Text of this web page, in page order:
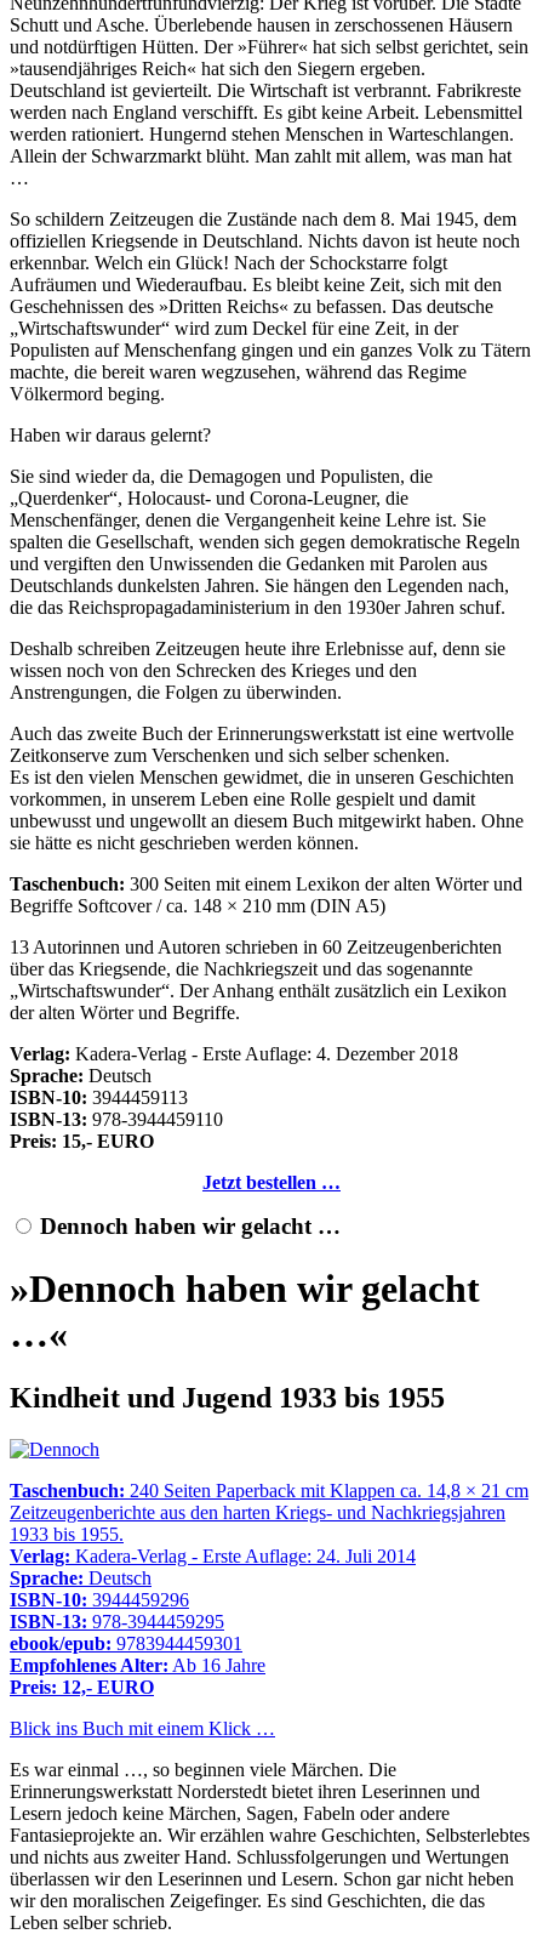
Schutt und Asche. Überlebende hausen in zerschossenen Häusern
und notdürftigen Hütten. Der »Führer« hat sich selbst gerichtet, sein
»tausendjähriges Reich« hat sich den Siegern ergeben.
Deutschland ist gevierteilt. Die Wirtschaft ist verbrannt. Fabrikreste
werden nach England verschifft. Es gibt keine Arbeit. Lebensmittel
werden rationiert. Hungernd stehen Menschen in Warteschlangen.
Allein der Schwarzmarkt blüht. Man zahlt mit allem, was man hat
…
So schildern Zeitzeugen die Zustände nach dem 8. Mai 1945, dem
offiziellen Kriegsende in Deutschland. Nichts davon ist heute noch
erkennbar. Welch ein Glück! Nach der Schockstarre folgt
Aufräumen und Wiederaufbau. Es bleibt keine Zeit, sich mit den
Geschehnissen des »Dritten Reichs« zu befassen. Das deutsche
Wirtschaftswunder
wird zum Deckel für eine Zeit, in der
Populisten auf Menschenfang gingen und ein ganzes Volk zu Tätern
machte, die bereit waren wegzusehen, während das Regime
Völkermord beging.
Haben wir daraus gelernt?
Sie sind wieder da, die Demagogen und Populisten, die
Querdenker , Holocaust- und Corona-Leugner, die
Menschenfänger, denen die Vergangenheit keine Lehre ist. Sie
spalten die Gesellschaft, wenden sich gegen demokratische Regeln
und vergiften den Unwissenden die Gedanken mit Parolen aus
Deutschlands dunkelsten Jahren. Sie hängen den Legenden nach,
die das Reichspropagadaministerium in den 1930er Jahren schuf.
Deshalb schreiben Zeitzeugen heute ihre Erlebnisse auf, denn sie
wissen noch von den Schrecken des Krieges und den
Anstrengungen, die Folgen zu überwinden.
Auch das zweite Buch der Erinnerungswerkstatt ist eine wertvolle
Zeitkonserve zum Verschenken und sich selber schenken.
Es ist den vielen Menschen gewidmet, die in unseren Geschichten
vorkommen, in unserem Leben eine Rolle gespielt und damit
unbewusst und ungewollt an diesem Buch mitgewirkt haben. Ohne
sie hätte es nicht geschrieben werden können.
Taschenbuch: 300 Seiten mit einem Lexikon der alten Wörter und
Begriffe Softcover / ca. 148 × 210 mm (DIN A5)
13 Autorinnen und Autoren schrieben in 60 Zeitzeugenberichten
über das Kriegsende, die Nachkriegszeit und das sogenannte
Wirtschaftswunder . Der Anhang enthält zusätzlich ein Lexikon
der alten Wörter und Begriffe.
Verlag: Kadera-Verlag - Erste Auflage: 4. Dezember 2018
Sprache: Deutsch
ISBN-10: 3944459113
ISBN-13: 978-3944459110
Preis: 15,- EURO
Jetzt bestellen …
Dennoch haben wir gelacht …
»Dennoch haben wir gelacht
…«
Kindheit und Jugend 1933 bis 1955
Taschenbuch: 240 Seiten Paperback mit Klappen ca. 14,8 × 21 cm
Zeitzeugenberichte aus den harten Kriegs- und Nachkriegsjahren
1933 bis 1955.
Verlag: Kadera-Verlag - Erste Auflage: 24. Juli 2014
Sprache: Deutsch
ISBN-10: 3944459296
ISBN-13: 978-3944459295
ebook/epub: 9783944459301
Empfohlenes Alter: Ab 16 Jahre
Preis: 12,- EURO
Blick ins Buch mit einem Klick …
Es war einmal …, so beginnen viele Märchen. Die
Erinnerungswerkstatt Norderstedt bietet ihren Leserinnen und
Lesern jedoch keine Märchen, Sagen, Fabeln oder andere
Fantasieprojekte an. Wir erzählen wahre Geschichten, Selbsterlebtes
und nichts aus zweiter Hand. Schlussfolgerungen und Wertungen
überlassen wir den Leserinnen und Lesern. Schon gar nicht heben
wir den moralischen Zeigefinger. Es sind Geschichten, die das
Leben selber schrieb.